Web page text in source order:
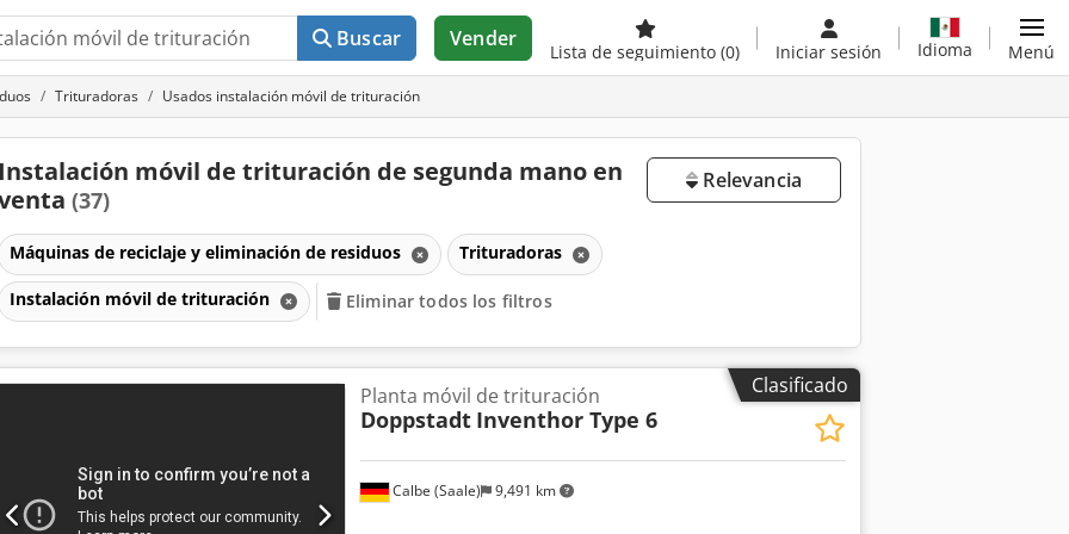
Buscar Vender
Lista de seguimiento (0) Iniciar sesión Idioma Menú
Trituradoras Usados instalación móvil de trituración
Instalación móvil de trituración de segunda mano en
(37)
Relevancia
Máquinas de reciclaje y eliminación de residuos Trituradoras
Instalación móvil de trituración Eliminar todos los filtros
Clasificado
Calbe (Saale) 9,491 km
Planta móvil de trituración
Doppstadt Inventhor Type 6